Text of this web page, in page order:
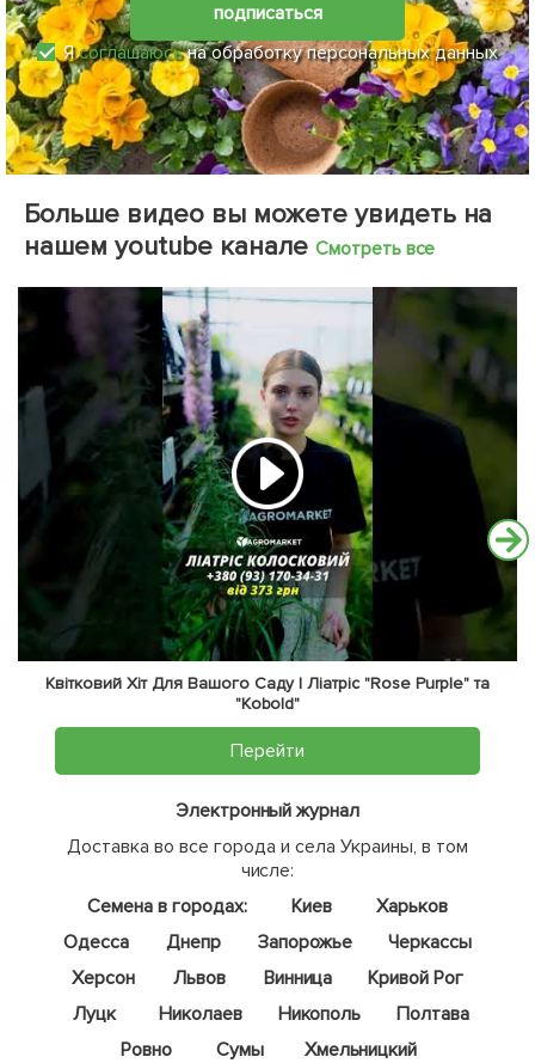
подписаться
Ясоглашаюсьна обработку персональных данных
Больше видео вы можете увидеть на
нашем youtube канале Смотреть все
Квітковий Хіт Для Вашого Саду | Ліатріс "Rose Purple" та
"Kobold"
Перейти
Электронный журнал
Доставка во все города и села Украины, в том
числе:
Семена в городах:
Киев
Харьков
Одесса
Днепр Запорожье
Черкассы
Херсон
Львов Винница
Кривой Рог
Луцк
Николаев Никополь
Полтава
Ровно
Сумы
Хмельницкий